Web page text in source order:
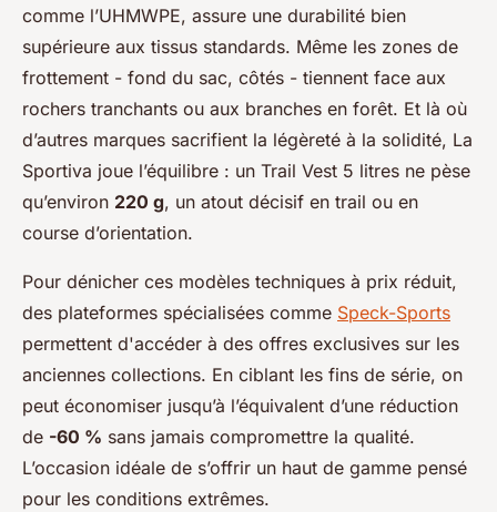
comme l’UHMWPE, assure une durabilité bien
supérieure aux tissus standards. Même les zones de
frottement - fond du sac, côtés - tiennent face aux
rochers tranchants ou aux branches en forêt. Et là où
d’autres marques sacrifient la légèreté à la solidité, La
Sportiva joue l’équilibre : un Trail Vest 5 litres ne pèse
qu’environ 220 g, un atout décisif en trail ou en
course d’orientation.
Pour dénicher ces modèles techniques à prix réduit,
des plateformes spécialisées comme Speck-Sports
permettent d'accéder à des offres exclusives sur les
anciennes collections. En ciblant les fins de série, on
peut économiser jusqu’à l’équivalent d’une réduction
de -60 % sans jamais compromettre la qualité.
L’occasion idéale de s’offrir un haut de gamme pensé
pour les conditions extrêmes.